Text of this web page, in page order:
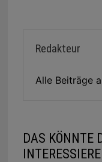
Redakteur
Alle Beiträge
DAS KÖNNTE